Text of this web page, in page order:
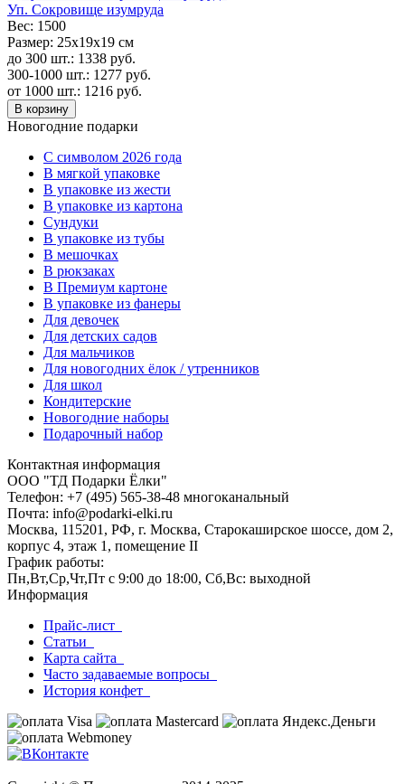
Уп. Сокровище изумруда
Вес: 1500
Размер: 25х19х19 см
до 300 шт.: 1338 руб.
300-1000 шт.: 1277 руб.
от 1000 шт.: 1216 руб.
В корзину
Новогодние подарки
C символом 2026 года
В мягкой упаковке
В упаковке из жести
В упаковке из картона
Сундуки
В упаковке из тубы
В мешочках
В рюкзаках
В Премиум картоне
В упаковке из фанеры
Для девочек
Для детских садов
Для мальчиков
Для новогодних ёлок / утренников
Для школ
Кондитерские
Новогодние наборы
Подарочный набор
Контактная информация
ООО "ТД Подарки Ёлки"
Телефон: +7 (495) 565-38-48 многоканальный
Почта: info@podarki-elki.ru
Москва, 115201, РФ, г. Москва, Старокаширское шоссе, дом 2,
корпус 4, этаж 1, помещение II
График работы:
Пн,Вт,Ср,Чт,Пт с 9:00 до 18:00, Сб,Вс: выходной
Информация
Прайс-лист
Статьи
Карта сайта
Часто задаваемые вопросы
История конфет